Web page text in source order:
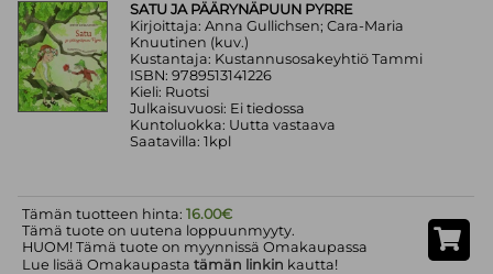
SATU JA PÄÄRYNÄPUUN PYRRE
Kirjoittaja: Anna Gullichsen; Cara-Maria
Knuutinen (kuv.)
Kustantaja: Kustannusosakeyhtiö Tammi
ISBN: 9789513141226
Kieli: Ruotsi
Julkaisuvuosi: Ei tiedossa
Kuntoluokka: Uutta vastaava
Saatavilla: 1kpl
Tämän tuotteen hinta:16.00€
Tämä tuote on uutena loppuunmyyty.
HUOM! Tämä tuote on myynnissä Omakaupassa
Lue lisää Omakaupastatämän linkin kautta!